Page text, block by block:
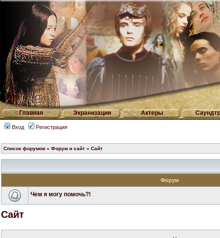
Главная Экранизации Актеры
Вход Регистрация
Список форумов » Форум и сайт » Сайт
Форум
Чем я могу помочь?!
Сайт